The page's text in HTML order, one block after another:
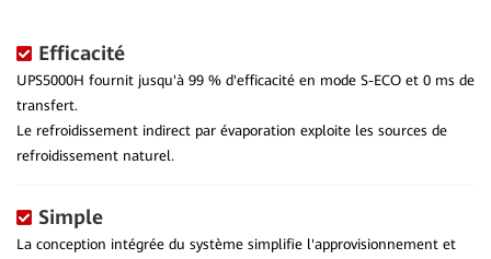
Efficacité
UPS5000H fournit jusqu'à 99 % d'efficacité en mode S-ECO et 0 ms de
transfert.
Le refroidissement indirect par évaporation exploite les sources de
refroidissement naturel.
Simple
La conception intégrée du système simplifie l'approvisionnement et